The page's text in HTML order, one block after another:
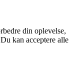
din oplevelse,
kan acceptere alle